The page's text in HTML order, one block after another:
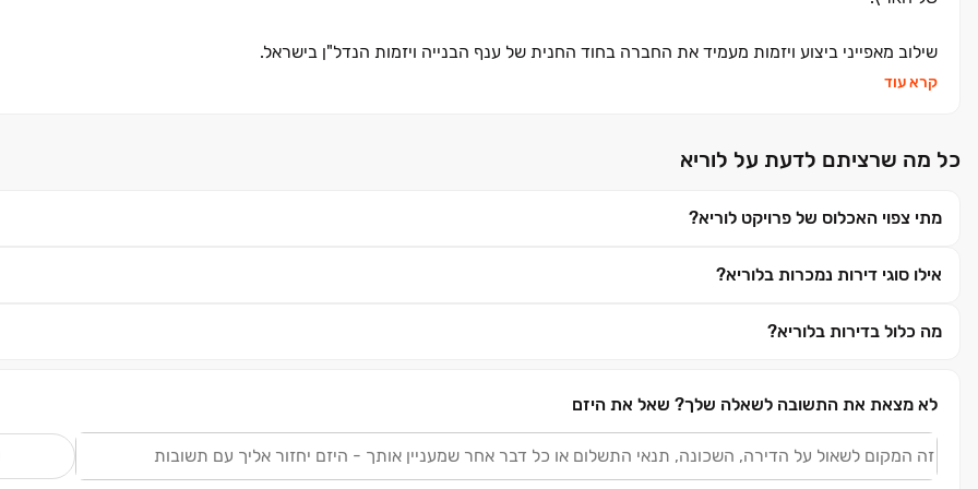
שילוב מאפייני ביצוע ויזמות מעמיד את החברה בחוד החנית של ענף הבנייה ויזמות הנדל"ן בישראל.
והתחדשות עירונית.
קרא עוד
כל מה שרציתם לדעת על לוריא
מתי צפוי האכלוס של פרויקט לוריא?
אילו סוגי דירות נמכרות בלוריא?
מה כלול בדירות בלוריא?
לא מצאת את התשובה לשאלה שלך? שאל את היזם